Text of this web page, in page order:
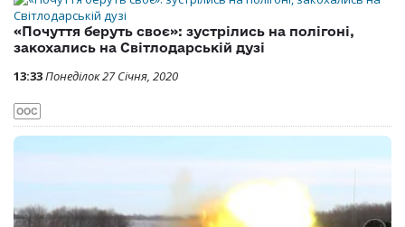
«Почуття беруть своє»: зустрілись на полігоні,
закохались на Світлодарській дузі
13:33Понеділок 27 Січня, 2020
ООС